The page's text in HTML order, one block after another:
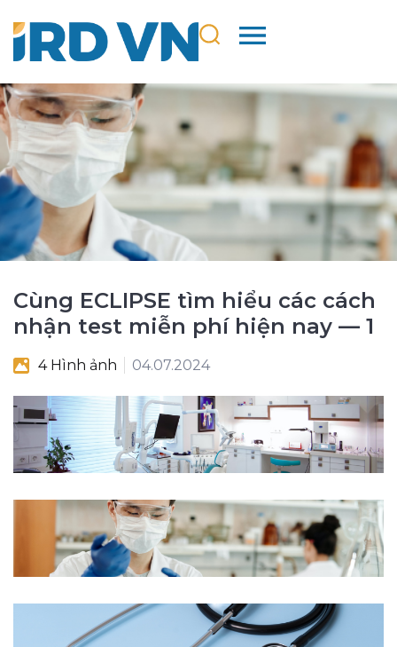
Cùng ECLIPSE tìm hiểu các cách
nhận test miễn phí hiện nay — 1
4 Hình ảnh 04.07.2024